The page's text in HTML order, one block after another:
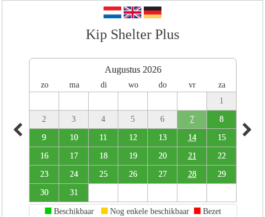
Kip Shelter Plus
Augustus 2026
zo ma di wo do vr
za
1
2 3 4 5 6 7 8
9 10 11 12 13 14 15
16 17 18 19 20 21 22
23 24 25 26 27 28 29
30 31
Beschikbaar Nog enkele beschikbaar Bezet